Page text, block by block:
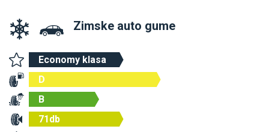
Zimske auto gume
Economy klasa
D
B
71db